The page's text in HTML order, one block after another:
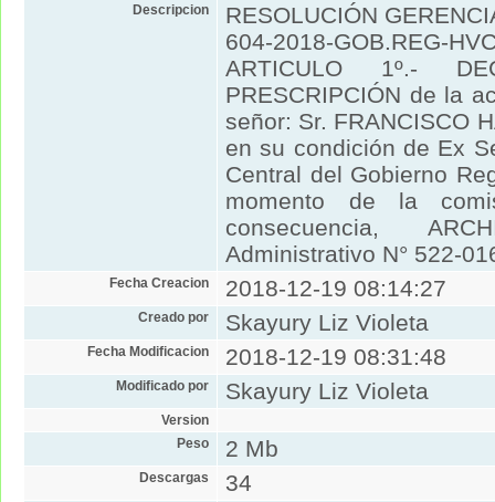
Descripcion
RESOLUCIÓN
604-2018-GOB.REG-
ARTICULO 1º.-
PRESCRIPCIÓN de la
señor: Sr. FRANCISCO
en su condición de Ex
Central del Gobierno
momento de la
consecuencia,
Administrativo N° 522-
Fecha Creacion 2018-12-19 08:14:27
Creado por Skayury Liz Violeta
Fecha Modificacion 2018-12-19 08:31:48
Modificado por Skayury Liz Violeta
Version
Peso
2 Mb
Descargas 34